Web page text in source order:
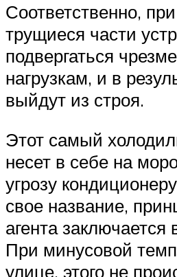
Соответственно,
трущиеся части
подвергаться
нагрузкам, и в
выйдут из строя.
Этот самый
несет в себе на
угрозу
свое название,
агента заключается
При минусовой
улице, этого не